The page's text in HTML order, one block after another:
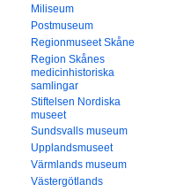
Miliseum
Postmuseum
Regionmuseet Skåne
Region Skånes
medicinhistoriska
samlingar
Stiftelsen Nordiska
museet
Sundsvalls museum
Upplandsmuseet
Värmlands museum
Västergötlands